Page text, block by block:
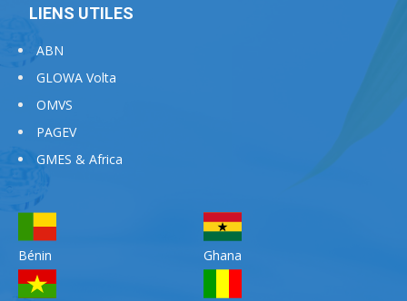
LIENS UTILES
ABN
GLOWA Volta
OMVS
PAGEV
GMES & Africa
Bénin Ghana